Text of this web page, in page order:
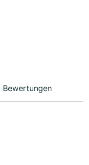
Bewertungen